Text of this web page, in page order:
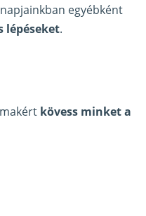
egyébként
lépéseket.
kövess minket a